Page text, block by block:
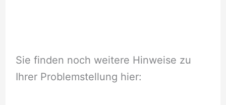
Sie finden noch weitere Hinweise zu
Ihrer Problemstellung hier: